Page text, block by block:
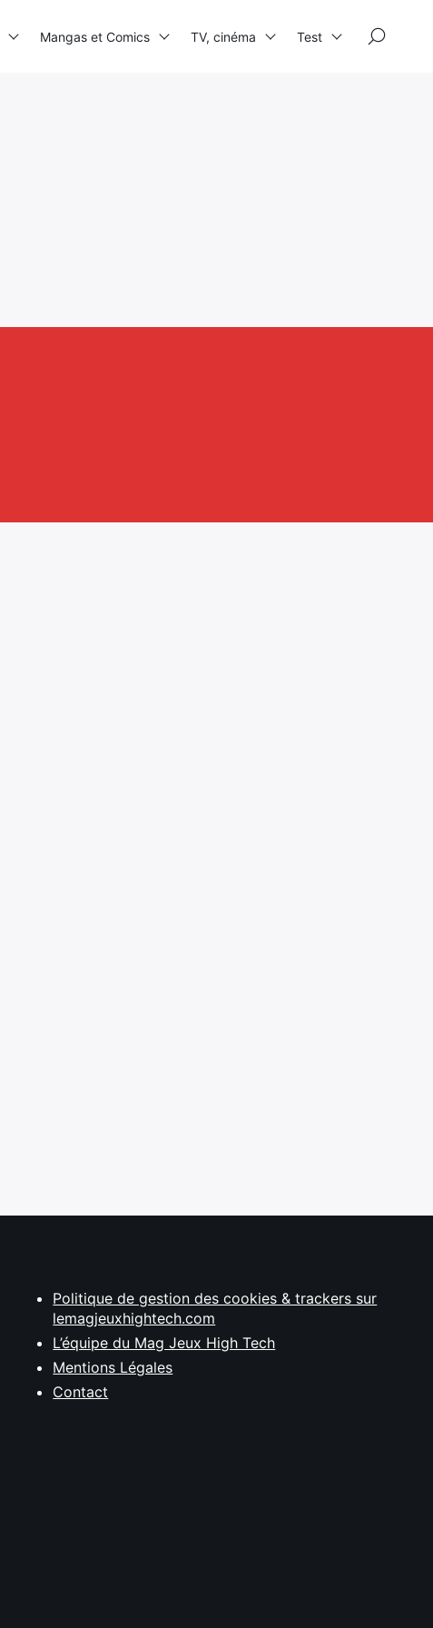
Mangas et Comics TV, cinéma Test
Politique de gestion des cookies & trackers sur
lemagjeuxhightech.com
L’équipe du Mag Jeux High Tech
Mentions Légales
Contact